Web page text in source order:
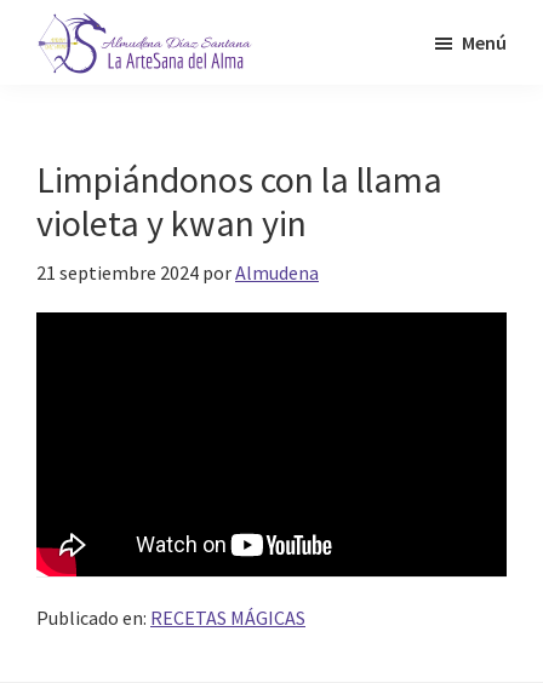
Saltar
del
Alma
Menú
Limpiándonos con la llama
violeta y kwan yin
21 septiembre 2024 porAlmudena
Publicado en: RECETAS MÁGICAS